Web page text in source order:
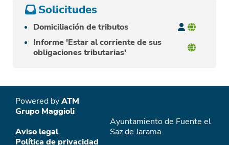
Solicitudes
Domiciliación de tributos
Informe 'Estar al corriente de sus
obligaciones tributarias'
Powered byATM
Grupo Maggioli
Aviso legal
Política de privacidad
Ayuntamiento de Fuente el
Saz de Jarama